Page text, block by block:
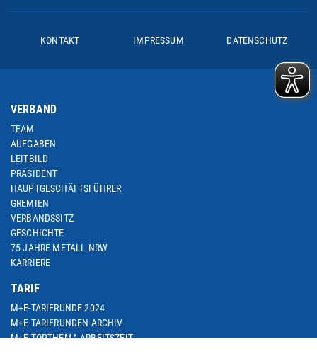
KONTAKT IMPRESSUM DATENSCHUTZ
VERBAND
TEAM
AUFGABEN
LEITBILD
PRÄSIDENT
HAUPTGESCHÄFTSFÜHRER
GREMIEN
VERBANDSSITZ
GESCHICHTE
75 JAHRE METALL NRW
KARRIERE
TARIF
M+E-TARIFRUNDE 2024
M+E-TARIFRUNDEN-ARCHIV
M+E-TOPTHEMA ARBEITSZEIT